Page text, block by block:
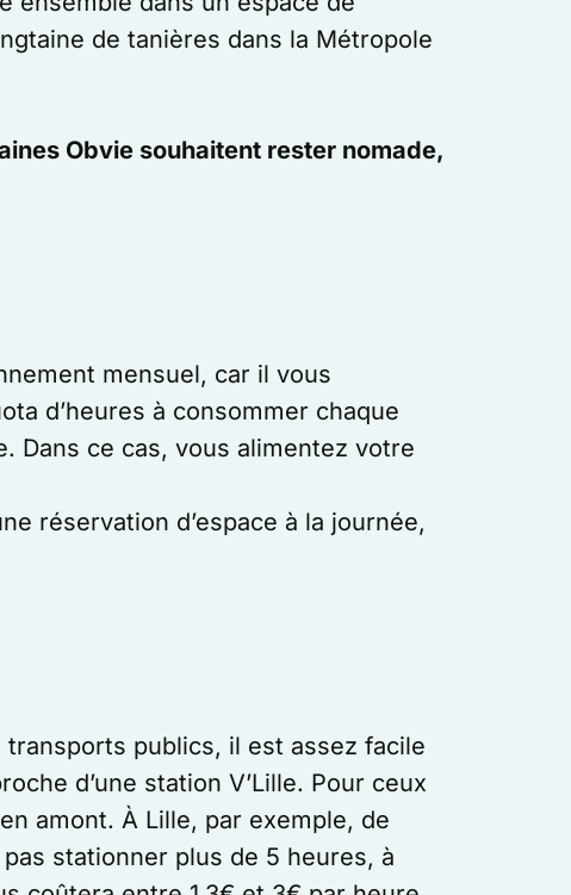
de tanières dans la Métropole
Obvie souhaitent rester nomade,
mensuel, car il vous
d’heures à consommer chaque
Dans ce cas, vous alimentez votre
réservation d’espace à la journée,
publics, il est assez facile
d’une station V’Lille. Pour ceux
amont. À Lille, par exemple, de
stationner plus de 5 heures, à